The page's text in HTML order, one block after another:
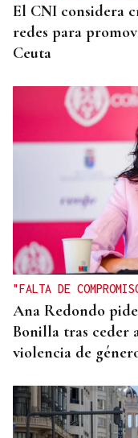
El CNI considera
redes para
Ceuta
"FALTA DE
Ana Redondo
Bonilla tras ceder
violencia de